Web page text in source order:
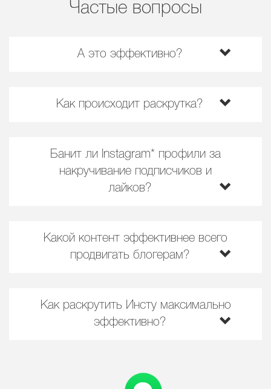
Частые вопросы
А это эффективно?
Как происходит раскрутка?
Банит ли Instagram* профили за
накручивание подписчиков и
лайков?
Какой контент эффективнее всего
продвигать блогерам?
Как раскрутить Инсту максимально
эффективно?